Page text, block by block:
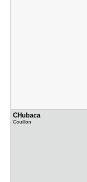
CHubaca
Couillon